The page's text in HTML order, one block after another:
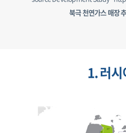
북극 천연가스 매장
1. 러